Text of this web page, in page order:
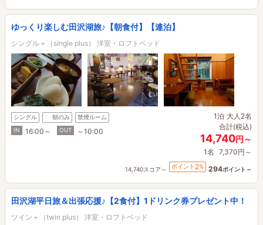
ゆっくり楽しむ田沢湖旅♪【朝食付】【連泊】
シングル＋（single plus） 洋室・ロフトベッド
シングル 朝のみ
禁煙ルーム
IN
16:00～ OUT ～10:00
1泊 大人2名
合計(税込)
14,740円～
1名 7,370円～
14,740スコア～ ポイント 2% 294ポイント～
田沢湖平日旅＆出張応援♪【2食付】1ドリンク券プレゼント中！
ツイン＋（twin plus） 洋室・ロフトベッド